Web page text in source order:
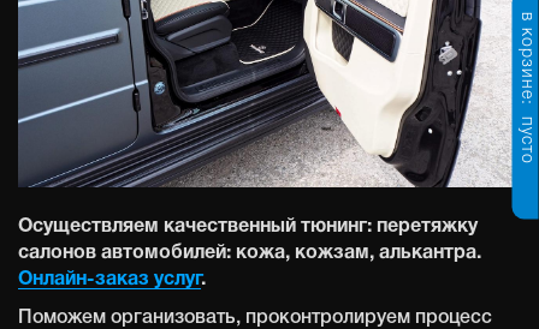
в корзине:
пусто
Осуществляем качественный тюнинг: перетяжку
салонов автомобилей: кожа, кожзам, алькантра.
Онлайн-заказ услуг.
Поможем организовать, проконтролируем процесс